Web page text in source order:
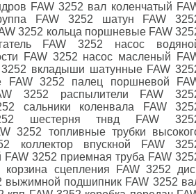
FAW 3252 вал коленчатый
FAW 3252 шатун FAW
3252 кольца поршневые FAW
FAW 3252 насос
FAW 3252 насос масленый
вкладыши шатунные FAW
FAW 3252 палец поршневой
3252 распылители FAW
сальники коленвала FAW
шестерня тнвд FAW
3252 топливные трубки
коллектор впускной FAW
FAW 3252 приемная труба FAW
корзина сцепления FAW 3252
выжимной подшипник FAW 3252